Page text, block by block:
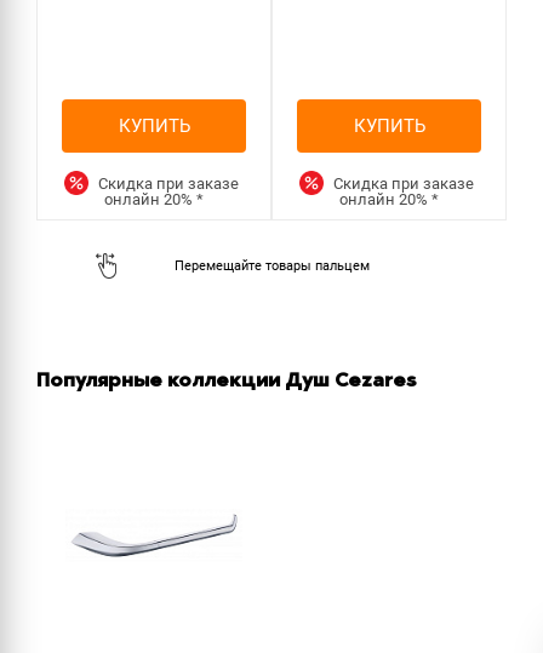
КУПИТЬ
Скидка при заказе
онлайн20%*
КУПИТЬ
Скидка при заказе
онлайн20%*
Популярные коллекции Душ Cezares